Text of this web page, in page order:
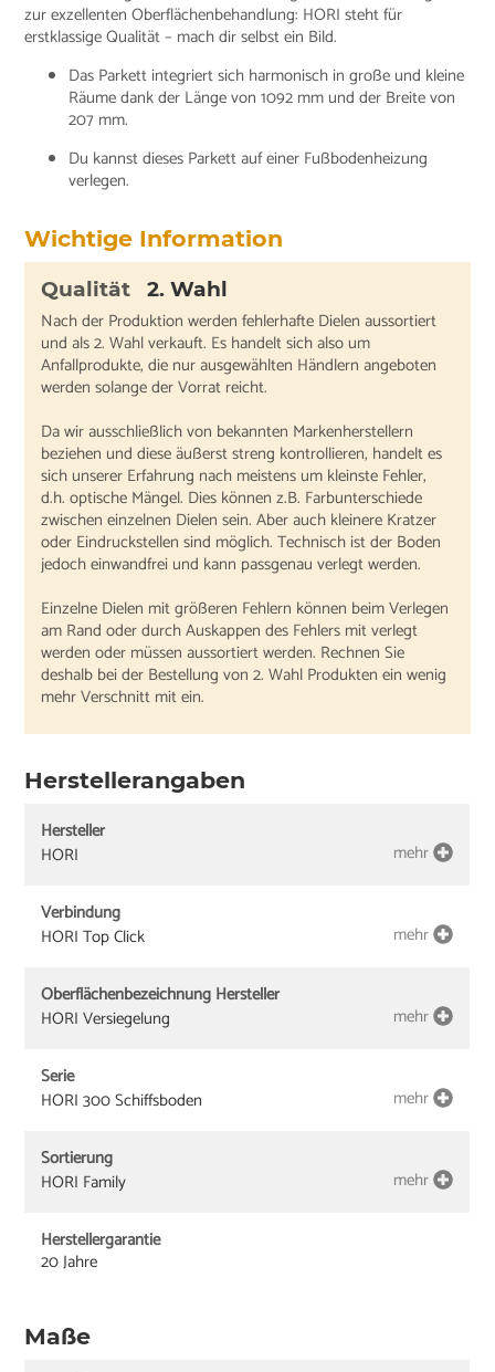
zur exzellenten Oberflächenbehandlung: HORI steht für
erstklassige Qualität – mach dir selbst ein Bild.
Das Parkett integriert sich harmonisch in große und kleine
Räume dank der Länge von 1092 mm und der Breite von
207 mm.
Du kannst dieses Parkett auf einer Fußbodenheizung
verlegen.
Wichtige Information
Qualität 2. Wahl
Nach der Produktion werden fehlerhafte Dielen aussortiert
und als 2. Wahl verkauft. Es handelt sich also um
Anfallprodukte, die nur ausgewählten Händlern angeboten
werden solange der Vorrat reicht.
Da wir ausschließlich von bekannten Markenherstellern
beziehen und diese äußerst streng kontrollieren, handelt es
sich unserer Erfahrung nach meistens um kleinste Fehler,
d.h. optische Mängel. Dies können z.B. Farbunterschiede
zwischen einzelnen Dielen sein. Aber auch kleinere Kratzer
oder Eindruckstellen sind möglich. Technisch ist der Boden
jedoch einwandfrei und kann passgenau verlegt werden.
Einzelne Dielen mit größeren Fehlern können beim Verlegen
am Rand oder durch Auskappen des Fehlers mit verlegt
werden oder müssen aussortiert werden. Rechnen Sie
deshalb bei der Bestellung von 2. Wahl Produkten ein wenig
mehr Verschnitt mit ein.
Herstellerangaben
Hersteller
HORI
mehr
Verbindung
HORI Top Click
mehr
Oberflächenbezeichnung Hersteller
HORI Versiegelung
mehr
Serie
HORI 300 Schiffsboden
mehr
Sortierung
HORI Family
mehr
Herstellergarantie
20 Jahre
Maße